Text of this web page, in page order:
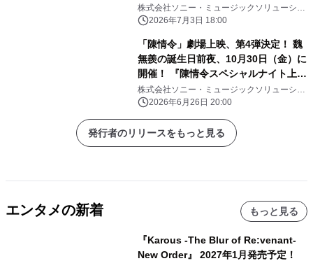
向けた想いに迫る！ 過去最大級ライブ
ツアー初日舞台裏にも密着！ エムオ
株式会社ソニー・ミュージックソリューショ
ンズ2026年7月3日 18:00
「陳情令」劇場上映、第4弾決定！ 魏
無羨の誕生日前夜、10月30日（金）に
開催！ 『陳情令スペシャルナイト上映
会Ⅳ 2026』東京・大阪・名古屋にて
開催！
株式会社ソニー・ミュージックソリューショ
ンズ2026年6月26日 20:00
発行者のリリースをもっと見る
エンタメの新着 もっと見る
『Karous -The Blur of Re:venant-
New Order』 2027年1月発売予定！